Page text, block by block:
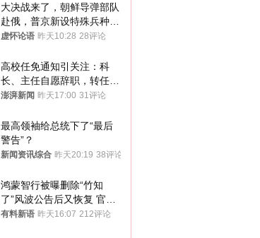
大决战来了，朝鲜导弹部队
赴俄，普京新设特殊兵种，
76岁老将扛旗
虚怀论语 昨天10:28 28评论
高校任免通知引关注：科
长、主任自愿辞职，转任思
政辅导员
澎湃新闻 昨天17:00 31评论
最高领袖给总统下了“最后
警告”？
新闻资讯综合 昨天20:19 38评论
鸿蒙智行被曝删除“竹知
了”风波公告后又恢复 官媒
曾力挺：劝华为要大度的，
有料新语 昨天16:07 212评论